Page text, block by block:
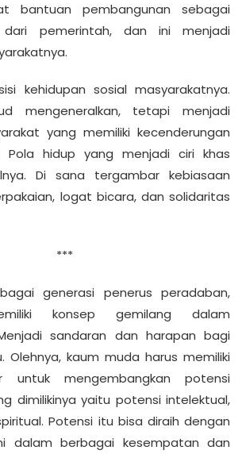
bantuan pembangunan sebagai
pemerintah, dan ini menjadi
kehidupan sosial masyarakatnya.
mengeneralkan, tetapi menjadi
yang memiliki kecenderungan
Pola hidup yang menjadi ciri khas
Di sana tergambar kebiasaan
logat bicara, dan solidaritas
***
generasi penerus peradaban,
konsep gemilang dalam
sandaran dan harapan bagi
Olehnya, kaum muda harus memiliki
untuk mengembangkan potensi
dimilikinya yaitu potensi intelektual,
Potensi itu bisa diraih dengan
dalam berbagai kesempatan dan